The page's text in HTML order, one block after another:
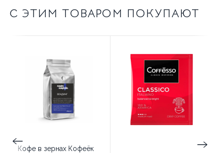
С ЭТИМ ТОВАРОМ ПОКУПАЮТ
Кофе в зернах Кофеёк